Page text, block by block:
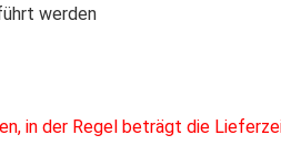
werden
in der Regel beträgt die